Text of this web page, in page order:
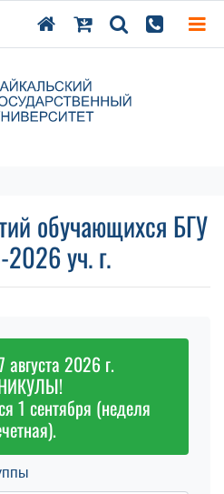
обучающихся БГУ
уч. г.
августа 2026 г.
1 сентября (неделя